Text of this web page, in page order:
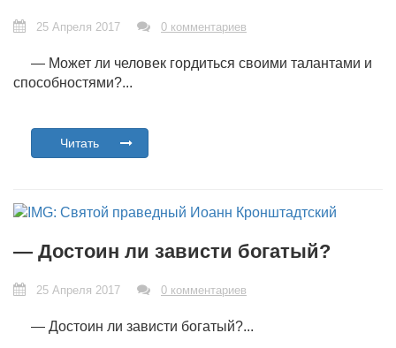
25 Апреля 2017 0 комментариев
— Может ли человек гордиться своими талантами и
способностями?...
Читать
— Достоин ли зависти богатый?
25 Апреля 2017 0 комментариев
— Достоин ли зависти богатый?...